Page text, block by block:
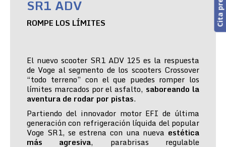
SR1 ADV
ROMPE LOS LÍMITES
El nuevo scooter SR1 ADV 125 es la respuesta
de Voge al segmento de los scooters Crossover
“todo terreno” con el que puedes romper los
límites marcados por el asfalto, saboreando la
aventura de rodar por pistas.
Partiendo del innovador motor EFI de última
generación con refrigeración líquida del popular
Voge SR1, se estrena con una nueva estética
más agresiva, parabrisas regulable